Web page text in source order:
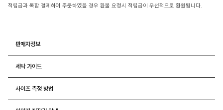
적립금과 복합 결제하여 주문하였을 경우 환불 요청시 적립금이 우선적으로 환원됩니다.
판매자정보
세탁 가이드
사이즈 측정 방법